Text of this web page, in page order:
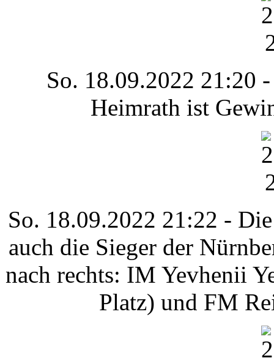
So. 18.09.2022 21:20
Heimrath ist
So. 18.09.2022 21:22 -
auch die Sieger der
nach rechts: IM Yevhenii
Platz) und FM